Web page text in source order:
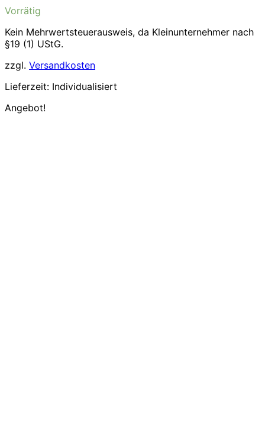
war:
Vorrätig
Kein Mehrwertsteuerausweis, da Kleinunternehmer nach
§19 (1) UStG.
zzgl. Versandkosten
Lieferzeit: Individualisiert
Angebot!